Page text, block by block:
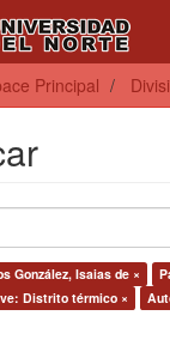
Principal
Autor: Arcos González, Isaias de ×
Distrito térmico ×